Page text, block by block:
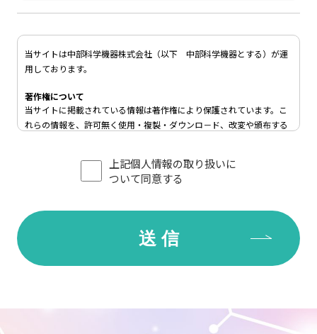
当サイトは中部科学機器株式会社（以下 中部科学機器とする）が運
用しております。
著作権について
当サイトに掲載されている情報は著作権により保護されています。こ
れらの情報を、許可無く使用・複製・ダウンロ－ド、改変や頒布する
当サイトへのリンクをご希望の方は、問い合わせ窓口
当サイト上をご利用されるにあたり、次の行為を禁止します。
る行為、または侵害する恐れのある行為。なお、当サイト上の個人情
●他人の電子メールアドレスもしくはその他の個人情報を登録、送信
する行為、または他人に成りすます行為。
上記個人情報の取り扱いに
ついて同意する